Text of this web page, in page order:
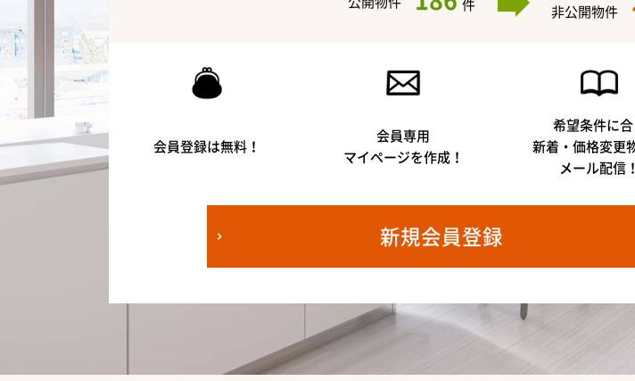
件
非公開物件
会員登録は無料！
会員専用
マイページを作成！
希望条件に
新着・価格変更
メール配信！
新規会員登録